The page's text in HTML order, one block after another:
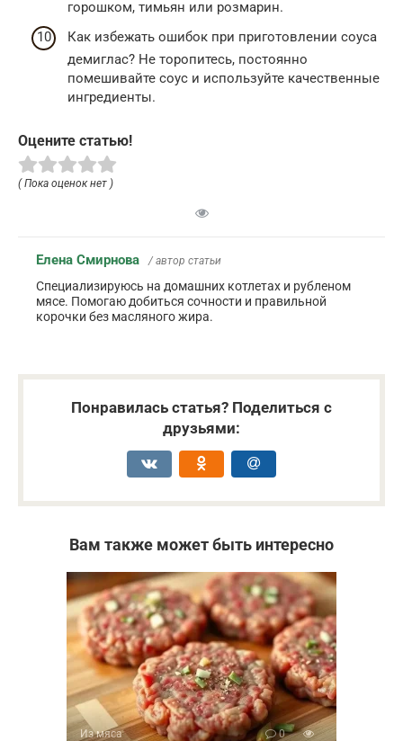
горошком, тимьян или розмарин.
Как избежать ошибок при приготовлении соуса
демиглас? Не торопитесь, постоянно
помешивайте соус и используйте качественные
ингредиенты.
Оцените статью!
( Пока оценок нет )
Елена Смирнова / автор статьи
Специализируюсь на домашних котлетах и рубленом
мясе. Помогаю добиться сочности и правильной
корочки без масляного жира.
Понравилась статья? Поделиться с
друзьями:
Вам также может быть интересно
Из мяса 0